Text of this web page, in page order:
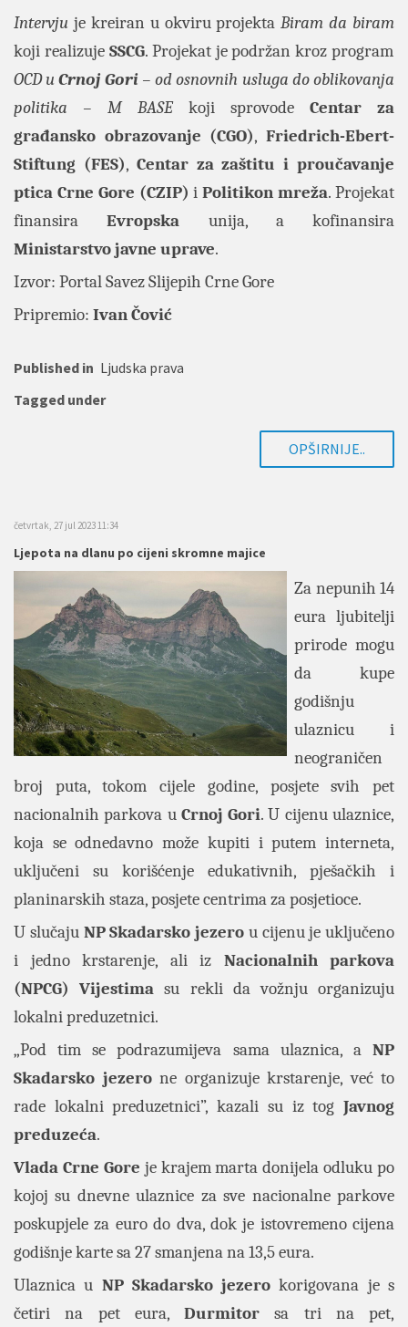
Intervju je kreiran u okviru projektaBiram da biram
koji realizuje SSCG. Projekat je podržan kroz program
OCD uCrnoj Gori– od osnovnih usluga do oblikovanja
politika – M BASEkoji sprovode Centar
za
građansko obrazovanje (CGO),Friedrich-Ebert-
Stiftung (FES), Centar za zaštitu i proučavanje
ptica Crne Gore (CZIP) iPolitikon mreža. Projekat
finansiraEvropska unija, a kofinansira
Ministarstvojavne uprave.
Izvor: PortalSavez Slijepih Crne Gore
Pripremio: Ivan Čović
Published in Ljudska prava
Tagged under
OPŠIRNIJE..
četvrtak, 27 jul 2023 11:34
Ljepota na dlanu po cijeni skromne majice
Za nepunih 14
eura ljubitelji
prirode mogu
da kupe
godišnju
ulaznicu i
neograničen
broj puta, tokom cijele godine, posjete svih pet
nacionalnih parkova u Crnoj Gori. U cijenu ulaznice,
koja se odnedavno može kupiti i putem interneta,
uključeni su korišćenje edukativnih, pješačkih i
planinarskih staza, posjete centrima za posjetioce.
U slučaju NP Skadarsko jezero u cijenu je uključeno
i jedno krstarenje, ali iz Nacionalnih
parkova
(NPCG) Vijestima su rekli da vožnju organizuju
lokalni preduzetnici.
„Pod tim se podrazumijeva sama ulaznica, a NP
Skadarsko jezerone organizuje krstarenje, već to
rade lokalni preduzetnici”, kazali su iz tog Javnog
preduzeća.
Vlada Crne Gore je krajem marta donijela odluku po
kojoj su dnevne ulaznice za sve nacionalne parkove
poskupjele za euro do dva, dok je istovremeno cijena
godišnje karte sa 27 smanjena na 13,5 eura.
Ulaznica u NP Skadarsko jezero korigovana je s
četiri na pet eura, Durmitor sa tri na pet,